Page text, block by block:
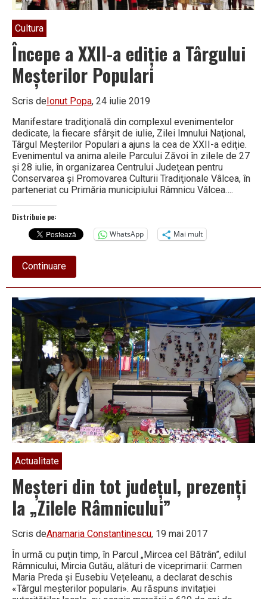
Cultura
Începe a XXII-a ediție a Târgului
Meșterilor Populari
Scris deIonut Popa, 24 iulie 2019
Manifestare tradiţională din complexul evenimentelor
dedicate, la fiecare sfârşit de iulie, Zilei Imnului Naţional,
Târgul Meşterilor Populari a ajuns la cea de XXII-a ediţie.
Evenimentul va anima aleile Parcului Zăvoi în zilele de 27
şi 28 iulie, în organizarea Centrului Judeţean pentru
Conservarea şi Promovarea Culturii Tradiţionale Vâlcea, în
parteneriat cu Primăria municipiului Râmnicu Vâlcea….
Distribuie pe:
WhatsApp
Mai mult
Continuareabout
Începe
a
a
ediție
Târgului
Meșterilor
Populari
Actualitate
Meșteri din tot județul, prezenți
la „Zilele Râmnicului”
Scris deAnamaria Constantinescu, 19 mai 2017
În urmă cu puțin timp, în Parcul „Mircea cel Bătrân”, edilul
Râmnicului, Mircia Gutău, alături de viceprimarii: Carmen
Maria Preda și Eusebiu Vețeleanu, a declarat deschis
«Târgul meșterilor populari». Au răspuns invitației